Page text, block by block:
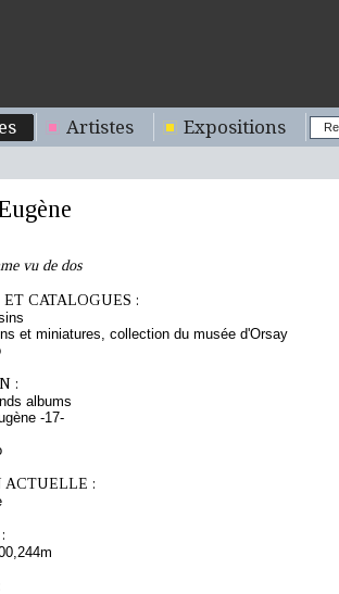
Artistes Expositions
vu de dos
CATALOGUES :
et miniatures, collection du musée d'Orsay
:
albums
-17-
ACTUELLE :